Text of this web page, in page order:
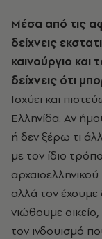
Μέσα από τις
δείχνεις
καινούργιο και
δείχνεις ότι
Ισχύει και
Eλληνίδα. Αν
ή δεν ξέρω τι
με τον ίδιο
αλλά τον έχουμε
νιώθουμε
τον ινδουισμό